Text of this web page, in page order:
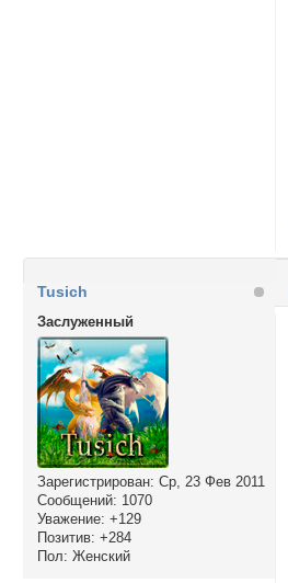
Tusich
Заслуженный
Зарегистрирован: Ср, 23 Фев 2011
Сообщений: 1070
Уважение: +129
Позитив: +284
Пол: Женский